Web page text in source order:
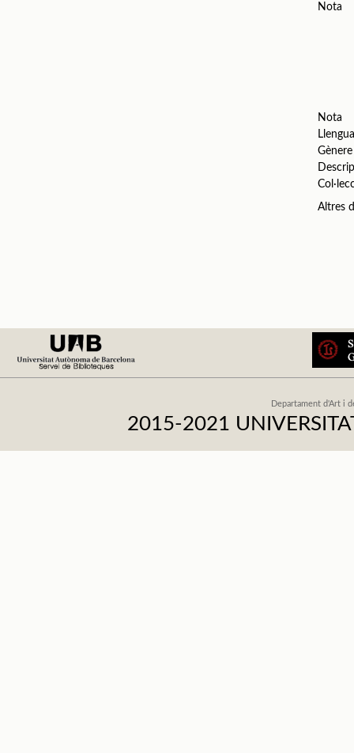
Nota
Nota
Gènere
Altres
Departament d'Art i
2015-2021